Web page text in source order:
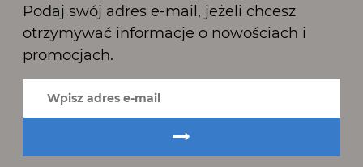
Podaj swój adres e-mail, jeżeli chcesz
otrzymywać informacje o nowościach i
promocjach.